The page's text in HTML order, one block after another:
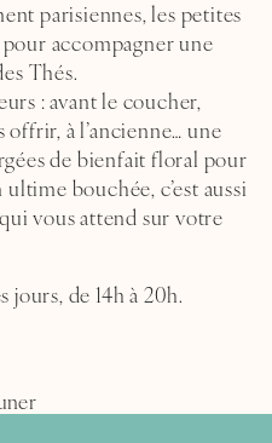
& SUITE
& GOURMET
TREATS
STUDIO
L’ILE SAINT-LOUIS
& CONTACTS
parisiennes, les petites
accompagner une
Thés.
: avant le coucher,
offrir, à l’ancienne… une
de bienfait floral pour
bouchée, c’est aussi
vous attend sur votre
jours, de 14h à 20h.